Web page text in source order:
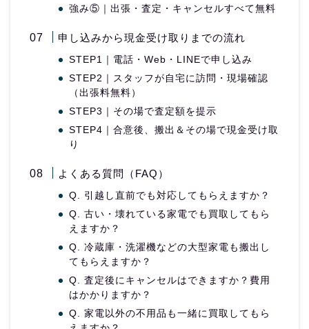
強み⑤｜出張・査定・キャンセルすべて無料
申し込みから現金受け取りまでの流れ
STEP1｜電話・Web・LINEで申し込み
STEP2｜スタッフが自宅に訪問・現場確認
（出張料無料）
STEP3｜その場で査定額を提示
STEP4｜合意後、搬出＆その場で現金受け取
り
よくある質問（FAQ）
Q. 引越し直前でも対応してもらえますか？
Q. 古い・壊れている家電でも買取してもら
えますか？
Q. 冷蔵庫・洗濯機などの大型家電も搬出し
てもらえますか？
Q. 査定後にキャンセルはできますか？費用
はかかりますか？
Q. 家電以外の不用品も一緒に買取してもら